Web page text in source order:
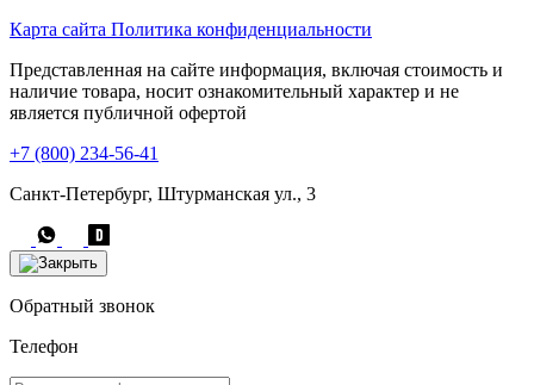
Карта сайта Политика конфиденциальности
Представленная на сайте информация, включая стоимость и
наличие товара, носит ознакомительный характер и не
является публичной офертой
+7 (800) 234-56-41
Санкт-Петербург, Штурманская ул., 3
Обратный звонок
Телефон